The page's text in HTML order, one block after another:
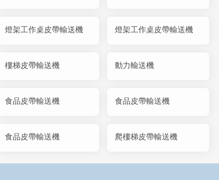
燈架工作桌皮帶輸送機 燈架工作桌皮帶輸送機
樓梯皮帶輸送機 動力輸送機
食品皮帶輸送機 食品皮帶輸送機
食品皮帶輸送機 爬樓梯皮帶輸送機